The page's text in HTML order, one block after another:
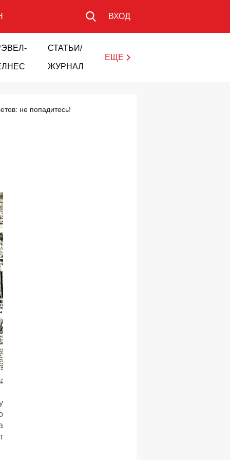
ВХОД
СТАТЬИ/
ЖУРНАЛ
ЕЩЕ
не попадитесь!